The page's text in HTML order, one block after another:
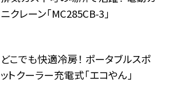
ニクレーン「MC285CB-3」
どこでも快適冷房！ ポータブルスポ
ットクーラー充電式「エコやん」